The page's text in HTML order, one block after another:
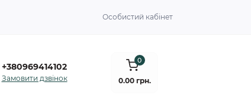
Особистий кабінет
+380969414102
Замовити дзвінок
0
0.00 грн.